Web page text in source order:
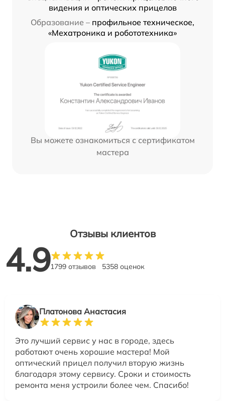
видения и оптических прицелов
Образование – профильное техническое,
«Мехатроника и робототехника»
Вы можете ознакомиться с сертификатом
мастера
Отзывы клиентов
4.91799 отзывов 5358 оценок
Платонова Анастасия
Это лучший сервис у нас в городе, здесь
работают очень хорошие мастера! Мой
оптический прицел получил вторую жизнь
благодаря этому сервису. Сроки и стоимость
ремонта меня устроили более чем. Спасибо!